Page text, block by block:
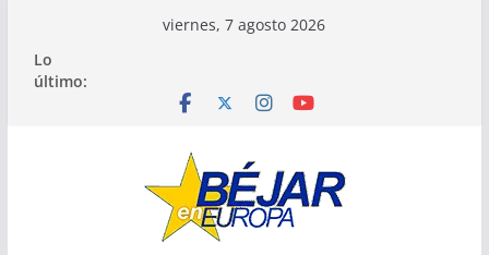
contenido
viernes, 7 agosto 2026
Lo
último: